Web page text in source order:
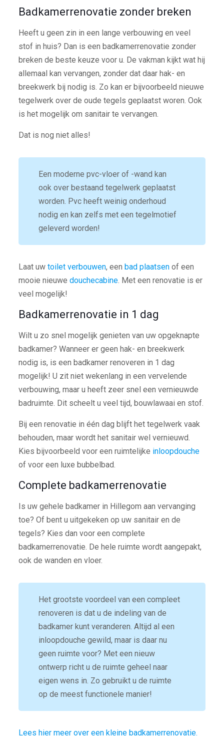
Badkamerrenovatie zonder breken
Heeft u geen zin in een lange verbouwing en veel
stof in huis? Dan is een badkamerrenovatie zonder
breken de beste keuze voor u. De vakman kijkt wat hij
allemaal kan vervangen, zonder dat daar hak- en
breekwerk bij nodig is. Zo kan er bijvoorbeeld nieuwe
tegelwerk over de oude tegels geplaatst woren. Ook
is het mogelijk om sanitair te vervangen.
Dat is nog niet alles!
Een moderne pvc-vloer of -wand kan
ook over bestaand tegelwerk geplaatst
worden. Pvc heeft weinig onderhoud
nodig en kan zelfs met een tegelmotief
geleverd worden!
Laat uw toilet verbouwen, een bad plaatsenof een
mooie nieuwe douchecabine. Met een renovatie is er
veel mogelijk!
Badkamerrenovatie in 1 dag
Wilt u zo snel mogelijk genieten van uw opgeknapte
badkamer? Wanneer er geen hak- en breekwerk
nodig is, is een badkamer renoveren in 1 dag
mogelijk! U zit niet wekenlang in een vervelende
verbouwing, maar u heeft zeer snel een vernieuwde
badruimte. Dit scheelt u veel tijd, bouwlawaai en stof.
Bij een renovatie in één dag blijft het tegelwerk vaak
behouden, maar wordt het sanitair wel vernieuwd.
Kies bijvoorbeeld voor een ruimtelijke inloopdouche
of voor een luxe bubbelbad.
Complete badkamerrenovatie
Is uw gehele badkamer in Hillegom aan vervanging
toe? Of bent u uitgekeken op uw sanitair en de
tegels? Kies dan voor een complete
badkamerrenovatie. De hele ruimte wordt aangepakt,
ook de wanden en vloer.
Het grootste voordeel van een compleet
renoveren is dat u de indeling van de
badkamer kunt veranderen. Altijd al een
inloopdouche gewild, maar is daar nu
geen ruimte voor? Met een nieuw
ontwerp richt u de ruimte geheel naar
eigen wens in. Zo gebruikt u de ruimte
op de meest functionele manier!
Lees hier meer over een kleine badkamerrenovatie.